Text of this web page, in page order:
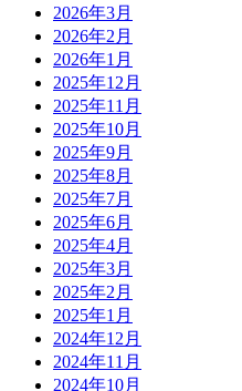
2026年3月
2026年2月
2026年1月
2025年12月
2025年11月
2025年10月
2025年9月
2025年8月
2025年7月
2025年6月
2025年4月
2025年3月
2025年2月
2025年1月
2024年12月
2024年11月
2024年10月